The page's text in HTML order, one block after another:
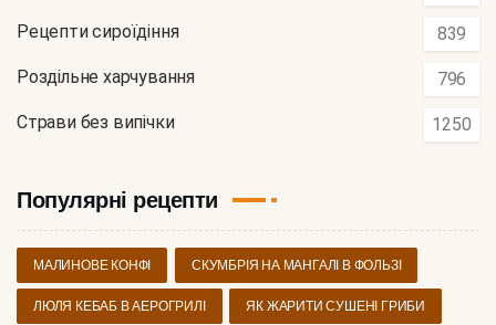
Рецепти сироїдіння 839
Роздільне харчування 796
Страви без випічки 1250
Популярні рецепти
МАЛИНОВЕ КОНФІ СКУМБРІЯ НА МАНГАЛІ В ФОЛЬЗІ
ЛЮЛЯ КЕБАБ В АЕРОГРИЛІ ЯК ЖАРИТИ СУШЕНІ ГРИБИ